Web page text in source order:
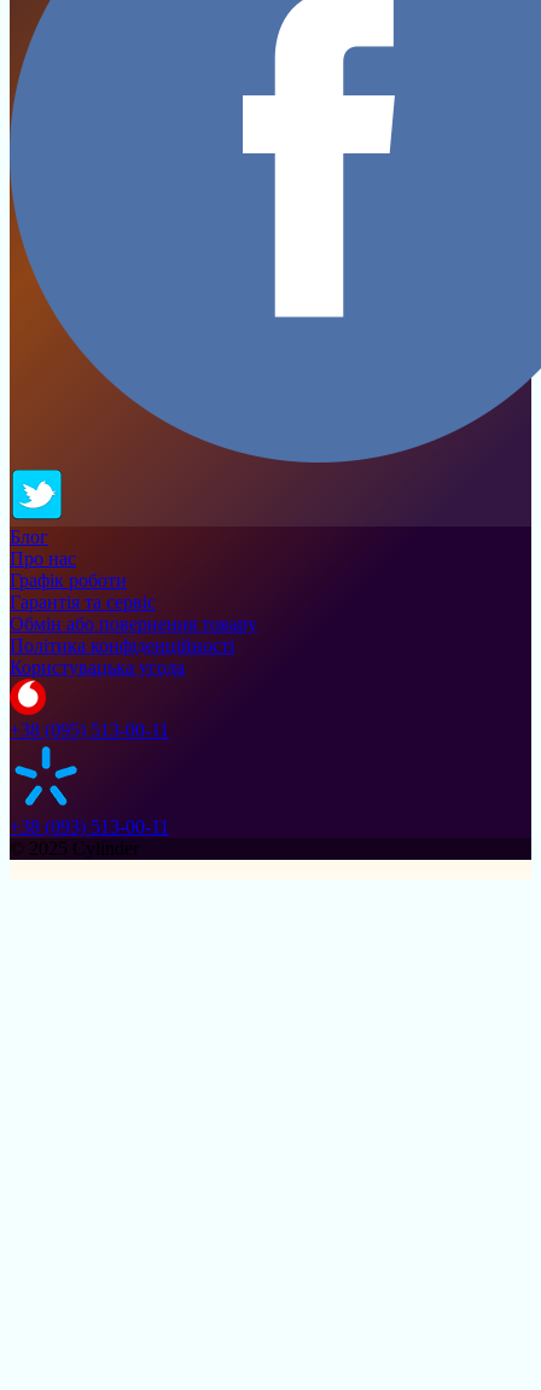
Блог
Про нас
Графік роботи
Гарантія та сервіс
Обмін або повернення товару
Політика конфіденційності
Користувацька угода
+38 (095) 513-00-11
+38 (093) 513-00-11
© 2025 Cylinder